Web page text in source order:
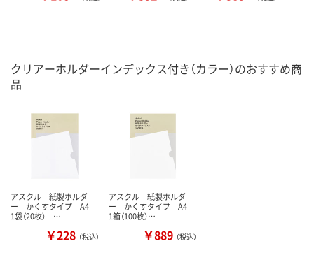
クリアーホルダーインデックス付き（カラー）のおすすめ商
品
アスクル 紙製ホルダ
ー かくすタイプ A4
1袋（20枚） …
￥228 （税込）
アスクル 紙製ホルダ
ー かくすタイプ A4
1箱（100枚）…
￥889 （税込）